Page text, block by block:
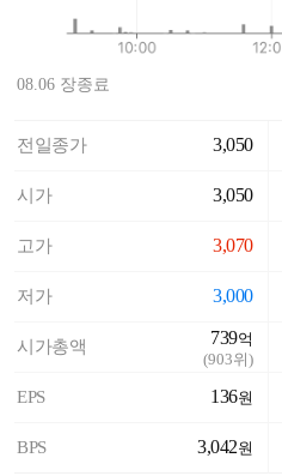
08.06 장종료
전일종가 3,050
시가 3,050
고가 3,070
저가 3,000
시가총액 739억
(903위)
EPS 136원
BPS 3,042원